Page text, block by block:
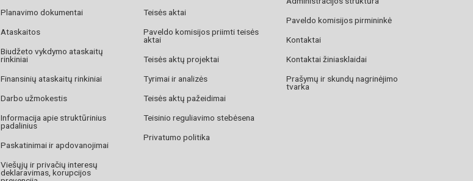
Planavimo dokumentai
Ataskaitos
Biudžeto vykdymo ataskaitų
rinkiniai
Finansinių ataskaitų rinkiniai
Darbo užmokestis
Informacija apie struktūrinius
padalinius
Paskatinimai ir apdovanojimai
Viešųjų ir privačių interesų
deklaravimas, korupcijos
Teisės aktai
Paveldo komisijos priimti teisės
aktai
Teisės aktų projektai
Tyrimai ir analizės
Teisės aktų pažeidimai
Teisinio reguliavimo stebėsena
Privatumo politika
Paveldo komisijos pirmininkė
Kontaktai
Kontaktai žiniasklaidai
Prašymų ir skundų nagrinėjimo
tvarka